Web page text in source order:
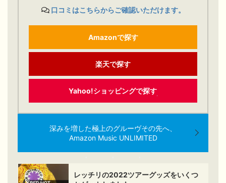
口コミはこちらからご確認いただけます。
Amazonで探す
楽天で探す
Yahoo!ショッピングで探す
深みを増した極上のグルーヴその先へ、
Amazon Music UNLIMITED
レッチリの2022ツアーグッズをいくつ